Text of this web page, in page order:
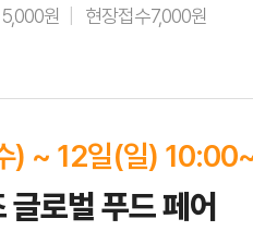
스트링치즈 1,000미터를
원 현장접수7,000원
분
) ~ 12일(일)
로벌 푸드 페어